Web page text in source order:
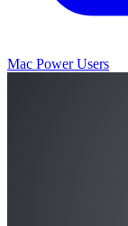
Mac Power Users